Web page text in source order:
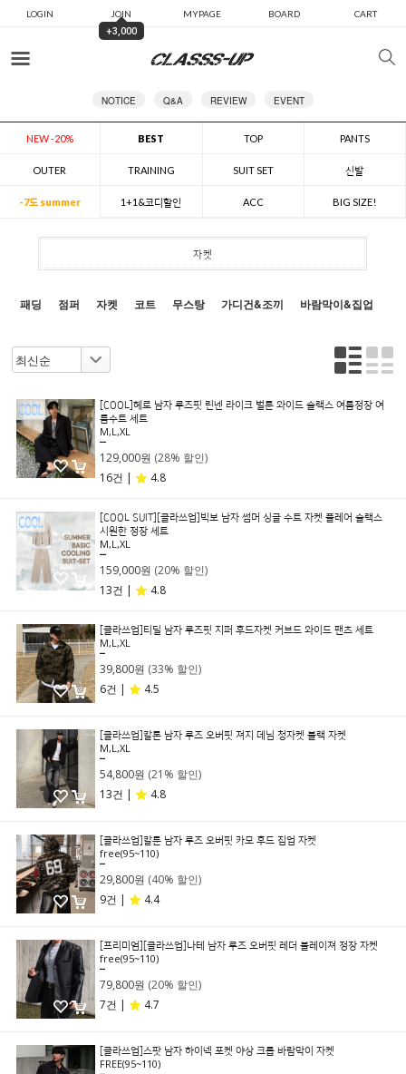
LOGIN JOIN MYPAGE BOARD CART
+3,000
NOTICE Q&A REVIEW EVENT
NEW -20% BEST TOP PANTS
OUTER TRAINING SUIT SET 신발
-7도 summer 1+1&코디할인 ACC BIG SIZE!
자켓
패딩 점퍼 자켓 코트 무스탕 가디건&조끼 바람막이&집업
[COOL]헤로 남자 루즈핏 린넨 라이크 벌룬 와이드 슬랙스 여름정장 여
름수트 세트
M,L,XL
129,000원 (28% 할인)
16건 |
4.8
[COOL SUIT][클라쓰업]빅보 남자 썸머 싱글 수트 자켓 플레어 슬랙스
시원한 정장 세트
M,L,XL
159,000원 (20% 할인)
13건 |
4.8
[클라쓰업]티딜 남자 루즈핏 지퍼 후드자켓 커브드 와이드 팬츠 세트
M,L,XL
39,800원 (33% 할인)
6건 |
4.5
[클라쓰업]칼론 남자 루즈 오버핏 져지 데님 청자켓 블랙 자켓
M,L,XL
54,800원 (21% 할인)
13건 |
4.8
[클라쓰업]칼툰 남자 루즈 오버핏 카모 후드 집업 자켓
free(95~110)
29,800원 (40% 할인)
9건 |
4.4
[프리미엄][클라쓰업]나테 남자 루즈 오버핏 레더 블레이져 정장 자켓
free(95~110)
79,800원 (20% 할인)
7건 |
4.7
[클라쓰업]스팟 남자 하이넥 포켓 야상 크롭 바람막이 자켓
FREE(95~110)